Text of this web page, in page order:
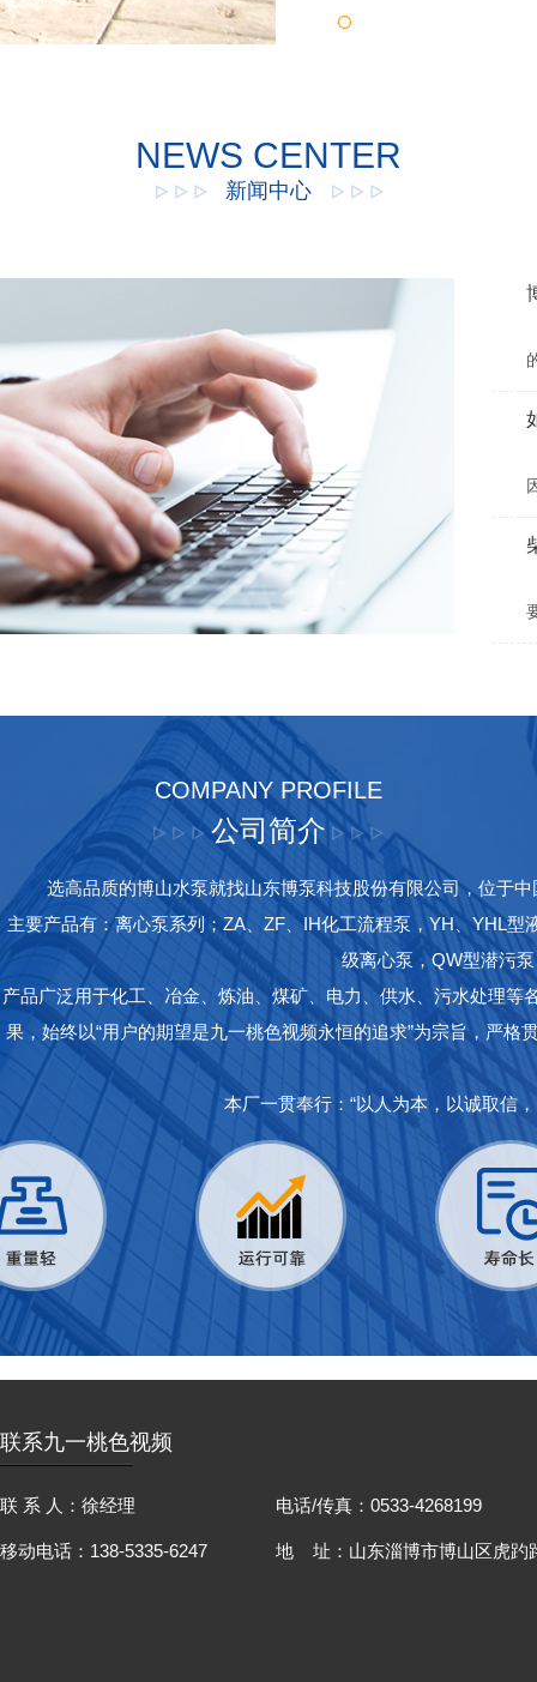
NEWS CENTER
新闻中心
COMPANY PROFILE
公司简介
选高品质的博山水泵就找山东博泵科技股份有限公司，位于
主要产品有：离心泵系列；ZA、ZF、IH化工流程泵，YH、YHL
级离心泵，QW型潜污
产品广泛用于化工、冶金、炼油、煤矿、电力、供水、污水处理
果，始终以“用户的期望是九一桃色视频永恒的追求”为宗旨，严
本厂一贯奉行：“以人为本，以诚取信
联系九一桃色视频
联 系 人：徐经理
移动电话：138-5335-6247
电话/传真：0533-4268199
地 址：山东淄博市博山区虎趵